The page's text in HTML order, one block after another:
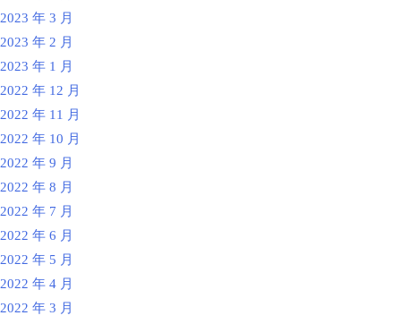
2023 年 3 月
2023 年 2 月
2023 年 1 月
2022 年 12 月
2022 年 11 月
2022 年 10 月
2022 年 9 月
2022 年 8 月
2022 年 7 月
2022 年 6 月
2022 年 5 月
2022 年 4 月
2022 年 3 月